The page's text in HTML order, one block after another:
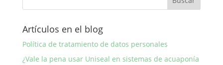
Artículos en el blog
Política de tratamiento de datos personales
¿Vale la pena usar Uniseal en sistemas de acuaponía